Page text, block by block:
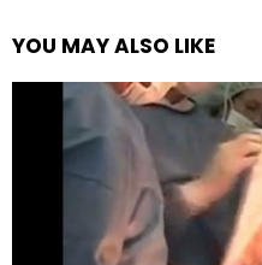
YOU MAY ALSO LIKE